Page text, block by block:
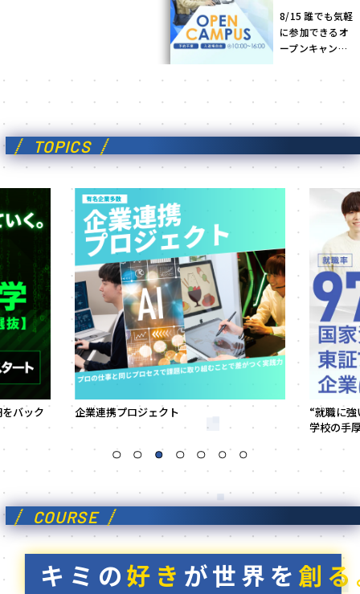
8/15 誰でも気軽
に参加できるオ
ープンキャンパ
TOPICS
バック 企業連携プロジェクト
“就職に
学校の手
COURSE
キミの好き が世界を 創